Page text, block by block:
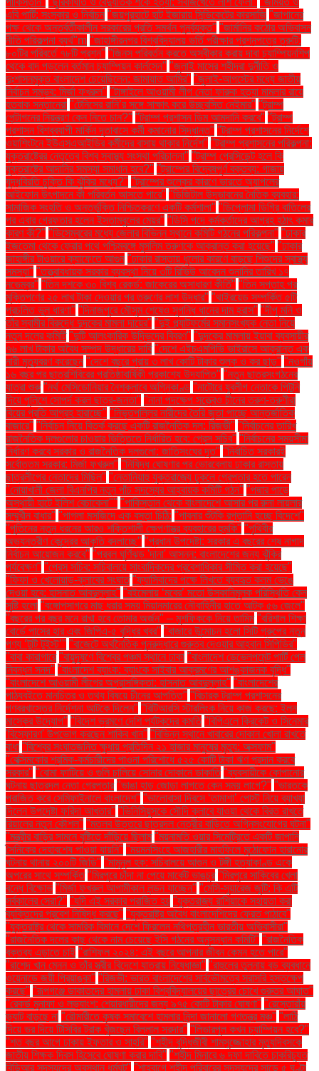
এবি পার্টি: সংস্কার ও নির্বাচন "জয়পুরহাটে হাট ইজারায় সিন্ডিকেটের কারসাজি "জাপানের
পক্ষ থেকে অন্তর্বর্তীকালীন সরকারের প্রতি সমর্থন পুনর্ব্যক্ত" "জার্মানির কঠোর অভিবাসন
নীতি পরিকল্পনা ব্যর্থ"m "জাহাঙ্গীরনগর বিশ্ববিদ্যালয় ভর্তি পরীক্ষার প্রশ্নপত্রে ত্রুটি:
৮০টির পরিবর্তে ৭৮টি প্রশ্ন" "জিনস পরিবর্তন করতে অস্বীকার করায় দাবা চ্যাম্পিয়নশিপ
থেকে বাদ পড়লেন বর্তমান চ্যাম্পিয়ন কার্লসেন" "জুলাই মাসের শহীদরা দুর্নীতি ও
দুঃশাসনমুক্ত বাংলাদেশ চেয়েছিলেন: জামায়াত আমির" "জুলাই-আগস্টের মধ্যে জাতীয়
নির্বাচন সম্ভব: মির্জা ফখরুল" "টাঙ্গাইলে আওয়ামী লীগ নেতা ফারুক হত্যা মামলার রায়ে
হতবাক সন্তানেরা "টেনিসের রানি’র সঙ্গে সাক্ষাৎ করে উচ্ছ্বসিত নেইমার" "ট্রাম্প
পেন্টাগনের নিয়ন্ত্রণ কেন নিতে চান?" "ট্রাম্প প্রশাসন ডিম আমদানি করবে" "ট্রাম্প
প্রশাসন বিশ্বব্যাপী মার্কিন দূতাবাসে কর্মী কমানোর সিদ্ধান্ত" "ট্রাম্প প্রশাসনের নির্দেশে
ওয়াশিংটনে ইউএসএআইডির কর্মীদের বাসায় থাকার নির্দেশ" "ট্রাম্প প্রশাসনের পরিকল্পনা:
যুক্তরাষ্ট্রের নেতৃত্বে বিশ্ব স্বাস্থ্য সংস্থা পরিচালনা" "ট্রাম্প প্রেসিডেন্ট হলে কি
যুক্তরাষ্ট্রে আদানির সমস্যা সমাধান হবে?" "ট্রাম্পের বিদ্বেষপূর্ণ বক্তব্য: গাজায়
যুদ্ধবিরতি চুক্তি কি ঝুঁকির মধ্যে?" "ট্রাম্পের শুল্কের কারণে ভারতে অ্যাপলের
আইফোন উৎপাদনে কী পরিবর্তন আসতে পারে" "ডিজিটাল উদ্ভাবনের নৈতিক ব্যবহার:
সামাজিক সংহতি ও অন্তর্ভুক্তি নিশ্চিতকরণে একটি কর্মশালা" "ডিপ্লোমা ডিগ্রি বাতিলের
পর এবার গ্রেফতার হলেন ইস্তাম্বুলের মেয়র" "ডিসি পদে কর্মকর্তাদের আগ্রহ হঠাৎ কমার
কারণ কী?" "ডিসেম্বরের মধ্যে জেলার বিভিন্ন স্থানে কমিটি গঠনের পরিকল্পনা" "ঢাকার
ইজতেমা থেকে ফেরার পথে পশ্চিমবঙ্গে মুসলিম তরুণকে আক্রান্ত করা হয়েছে" "ঢাকার
জাহাঙ্গীর টাওয়ারে ক্যাফেতে আগুন "ঢাকার রাস্তায় ধুলোর কারণে বাড়ছে শিশুদের স্বাস্থ্য
সমস্যা" "তত্ত্বাবধায়ক সরকার ব্যবস্থা নিয়ে ৩টি রিভিউ আবেদন শুনানির তারিখ ১৭
নভেম্বর" "তিন দশকে ৩০ বিশ্ব রেকর্ড: জাকেরের অসাধারণ কীর্তি" "তিন সপ্তাহ পর
মুক্তিপণের ২৫ লাখ টাকা দেওয়ার পর তরুণের লাশ উদ্ধার" "থাইরয়েড সম্পর্কিত ৫টি
প্রচলিত ভুল ধারণা" "দিনাজপুরে মৌসুম শেষেও সুগন্ধি ধানের দাম হ্রাস" "দীপু মনি ও
তাঁর স্বামীর বিরুদ্ধে দুদকের মামলা দায়ের" "দুই প্ল্যাটফর্মের সমানসংখ্যক নেতা নিয়ে
নতুন দলের কমিটি "দুটি আলংকারিক উদ্ভিদের বিবরণ" "দুদকের মামলায় ইয়াবা ব্যবসায়ীর
৭৬ লাখ টাকার অবৈধ সম্পদ উদ্ধারের দাবি "দেশে এইচএমপিভি ভাইরাসে আক্রান্ত এক
নারী মৃত্যুবরণ করেছেন "দেশে বছরে প্রায় ৩ লাখ কোটি টাকার শুল্ক ও কর ছাড়" "নওগাঁয়
১৬ বছর পর ছাত্রশিবিরের প্রতিষ্ঠাবার্ষিকী প্রকাশ্যে উদযাপিত" "নতুন ছাত্রসংগঠনের
যাত্রা শুরু "নর্থ মেসিডোনিয়ার নৈশক্লাবে অগ্নিকাণ্ড "নাটোরে যুবলীগ নেতাকে পিটুনি
দিয়ে পুলিশে সোপর্দ করল ছাত্র-জনতা" "নানা পদক্ষেপ সত্ত্বেও চীনের তরুণ-তরুণীরা
বিয়ের প্রতি আগ্রহ হারাচ্ছে" "নিভৃতপল্লির নারীদের তৈরি জুতা পাচ্ছে আন্তর্জাতিক
বাজারে" "নির্বাচন নিয়ে বিতর্ক করছে একটি রাজনৈতিক দল: রিজভী" "নির্বাচনের তারিখ
রাজনৈতিক দলগুলোর চাওয়ার ভিত্তিতে নির্ধারিত হবে: প্রেস সচিব" "নির্বাচনের সময়সীমা
নির্ধারণ করবে সরকার ও রাজনৈতিক দলগুলো: জাতিসংঘের দূত" "নির্বাচিত সরকারই
সর্বোত্তম সরকার: মির্জা ফখরুল" "নিষিদ্ধ ঘোষণার পর ভোরবেলায় ঢাকার রাস্তায়
ছাত্রলীগের নেতাদের মিছিল" "নেতানিয়াহু যুক্তরাজ্যে ঢুকলে গ্রেপ্তার হতে পারেন
"নোয়াখালী জেলা বিএনপির নতুন পাঁচ সদস্যের আহ্বায়ক কমিটি গঠন" "পদ্মার পাড়ে
অস্থায়ী হাটে ইলিশ বেচাকেনা"'' "পাকিস্তান থেকে বাংলাদেশে আসার পর রুনা লায়লার
সম্মুখীন বাধার" "পাগলা মসজিদে এক বস্তা চিঠি: "পাবনার শুঁটকি রপ্তানি হচ্ছে বিদেশে"
"পুতিনের নতুন ধরনের আরও শক্তিশালী ক্ষেপণাস্ত্র ব্যবহারের হুমকি" "পৃথিবীর
অভ্যন্তরীণ কেন্দ্রের আকৃতি বদলাচ্ছে" "প্রধান উপদেষ্টা: সরকার এ বছরের শেষ নাগাদ
নির্বাচন আয়োজন করবে" "প্রবল ঘূর্ণিঝড় 'দানা' আসন্ন: বাংলাদেশের জন্য ঝুঁকির
পর্যবেক্ষণ" "প্রেস সচিব: সচিবালয়ে সাংবাদিকদের প্রবেশাধিকার সীমিত করা হয়েছে"
"ফিফা ও খেলোয়াড়-ক্লাবের সংঘাত "ফ্যাসিবাদের পক্ষে লিখতে ব্যবহৃত কলম ভেঙে
দেওয়া হবে: হাসনাত আবদুল্লাহ" "বইমেলায় ‘মবের’ মতো উসকানিমূলক পরিস্থিতি কেন
সৃষ্টি হলো "বঙ্গোপসাগরে মাছ ধরার সময় মিয়ানমারের নৌবাহিনীর হাতে আটক ৫৬ জেলে"
"বছরের পর বছর মনে রাখা হবে তোমার অর্জন" – মুশফিককে নিয়ে তামিম "বরিশাল শিক্ষা
বোর্ডে পাসের হার এবং জিপিএ-৫ বৃদ্ধির খবর" "বাজারে উন্মোচন হলো সিটি গ্রুপের নতুন
পণ্য ‘টুটি টুইস্ট’" "বাজেটে অর্থনৈতিক পুনরুদ্ধারে গুরুত্ব দেওয়ার আহ্বান সিপিডির"
"বাবা কারাগারে "বায়ুদূষণে বিশ্বের পঞ্চম স্থানে ঢাকা "বাংলাদেশ ডেভেলপমেন্ট পার্টি পেল
নিবন্ধন সনদ" "বাংলাদেশ ব্যাংক: ব্যাংকে সাইবার আক্রমণের আশঙ্কাজনক বৃদ্ধি"
"বাংলাদেশে আওয়ামী লীগের অপ্রাসঙ্গিকতা: হাসনাত আবদুল্লাহ" "বাংলাদেশের
পাঠ্যবইতে মানচিত্র ও তথ্য বিষয়ে চীনের আপত্তি" "বিচারক ট্রাম্প প্রশাসনের
গণবরখাস্তের নির্দেশনা আটকে দিলেন" "বিটিআরসি স্টারলিংক নিয়ে কাজ করছে: ইলন
মাস্কের উদ্যোগ" "বিদেশ ভ্রমণে দেশি পর্যটকদের কমতি "বিপিএলে ক্রিকেট ও সিনেমার
'বিস্ফোরণ' উপভোগ করছেন শাকিব খান" "বিভিন্ন স্থানে খাবারের দোকান খোলা রাখতে
বাধা "বিশ্বের সংঘাতজনিত ক্ষুধায় প্রতিদিন ২১ হাজার মানুষের মৃত্যু: অক্সফাম"
"বেক্সিমকোর শ্রমিক-কর্মচারীদের পাওনা পরিশোধে ৫২৫ কোটি টাকা ঋণ প্রদান করবে
সরকার" "বোমা ফাটিয়ে ও গুলি চালিয়ে সোনার দোকানে ডাকাতি "ব্যবসায়ীকে কোপানোর
ঘটনায় ছাত্রদল নেতা গ্রেপ্তার "ভাঙা হাড় জোড়া লাগতে কেন সময় লাগে?" "ভারতকে
পরাজিত করে সেমিফাইনালে বাংলাদেশ" "ভালোবাসা দিবসে ‘তামাশা’ পোস্ট নিয়ে ব্যাখ্যা
দিলেন উপদেষ্টা ফরিদা আখতার" "ভিনিসিয়ুসকে সৌদি ক্লাবে যাওয়া থেকে বিরত রাখতে
রিয়ালের নতুন কৌশল" "মতলব উত্তরে ছাত্রদল নেত্রীর বাড়িতে অগ্নিসংযোগের ঘটনা"
"মন্ত্রীর বাড়ির সামনে বৃষ্টিতে দাঁড়িয়ে ছিলাম "ময়নামতি ওয়ার সিমেট্রিতে একটি জাপানি
সৈনিকের দেহাবশেষ পাওয়া যায়নি" "ময়মনসিংহে আজহারীর মাহফিলে মুঠোফোন হারানোর
ঘটনায় থানায় ২০০টি জিডি" "মামুনুল হক: সচিবালয়ে আগুন ও টঙ্গী হত্যাকাণ্ড একে
অপরের সাথে সম্পর্কিত "মিরপুরে চাঁদা না পেয়ে মার্কেট ভাঙচুর "মিরপুরে সাকিবের খেলা
বন্ধে বিক্ষোভ "মির্জা ফখরুল আগামীকাল লন্ডন যাচ্ছেন" "মেসি-সুয়ারেজ জুটি: কি এটি
সর্বকালের সেরা?" "যদি এই সরকার পরাজিত হয় "যুক্তরাজ্য রাশিয়াকে সহায়তা করা
ব্যক্তিদের প্রবেশ নিষিদ্ধ করছে" "যুক্তরাষ্ট্র অবৈধ বাংলাদেশিদের ফেরত পাঠাবে"
"যুক্তরাষ্ট্র থেকে সামরিক বিমানে দেশে ফিরলেন নথিপত্রহীন ভারতীয় অভিবাসীরা"
"রাজনৈতিক দলের কাছ থেকে নাম চেয়েছে ইসি গঠনের অনুসন্ধান কমিটি" "রাজনৈতিক
বক্তব্য এড়াতে চাই "রাশিফল ২০২৪: এই বছরে আপনার জীবন কেমন হতে পারে"
"রাশেদ খান মেনন ও তাঁর স্ত্রীর বিদেশে যাত্রায় নিষেধাজ্ঞা" "রাহুলের তুলনায় বড় ব্যবধানে
ওয়েনাডে জয়ী প্রিয়াঙ্কা" "রিজভী: ভারত বাংলাদেশের সার্বভৌমত্বে সরাসরি হস্তক্ষেপ
করছে" "রূপগঞ্জে ডাকাতদের হামলায় ঢাকা বিশ্ববিদ্যালয়ের ছাত্রের চোখে গুরুতর আঘাত"
"রেকর্ড মুনাফা ও লভ্যাংশ: শেয়ারধারীদের জন্য ৯৭৫ কোটি টাকার ঘোষণা" "রেস্তোরাঁয়
ভ্যাট বাড়ছে না "রৌমারীতে কৃষক সমাবেশে হামলার নিন্দা জানালো গণতন্ত্র মঞ্চ" "লাঠি
দিয়ে ভর দিয়ে টিসিবির ট্রাক খুঁজছেন বিল্লাল সরদার" "লিভারপুল কখন চ্যাম্পিয়ন হবে?"
"শত বছর আগে ঢাকায় ইফতার ও সাহ্‌রি" "শহীদ বুদ্ধিজীবী শামসুজ্জোহার মৃত্যুদিবসকে
জাতীয় শিক্ষক দিবস হিসেবে ঘোষণা করার দাবি" "শহীদ মিনারে ৬ দফা দাবিতে চাকরিচ্যুত
বিডিআর সদস্যদের অবস্থান ধর্মঘট" "শাহবাগে শহীদ পরিবারের সদস্যদের সাড়ে ৫ ঘণ্টা